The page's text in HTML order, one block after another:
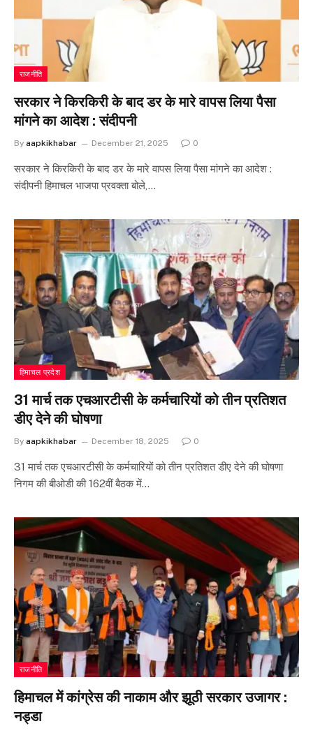
राजनीति
सरकार ने किरकिरी के बाद डर के मारे वापस लिया पैसा
मांगने का आदेश : संदीपनी
By aapkikhabar December 21, 2025 0
सरकार ने किरकिरी के बाद डर के मारे वापस लिया पैसा मांगने का आदेश :
संदीपनी हिमाचल भाजपा प्रवक्ता बोले,…
हिमाचल प्रदेश
31 मार्च तक एचआरटीसी के कर्मचारियों को तीन प्रतिशत
डीए देने की घोषणा
By aapkikhabar December 18, 2025 0
31 मार्च तक एचआरटीसी के कर्मचारियों को तीन प्रतिशत डीए देने की घोषणा
निगम की बीओडी की 162वीं बैठक में…
राजनीति
हिमाचल में कांग्रेस की नाकाम और झूठी सरकार उजागर :
नड्डा